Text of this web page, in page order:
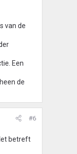
van de
Een
de
#6
betreft